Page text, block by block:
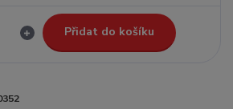
Přidat do košíku